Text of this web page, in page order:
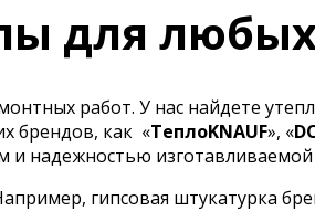
для
работ. У нас найдете
брендов, как «ТеплоKNAUF», «
и надежностью
гипсовая штукатурка